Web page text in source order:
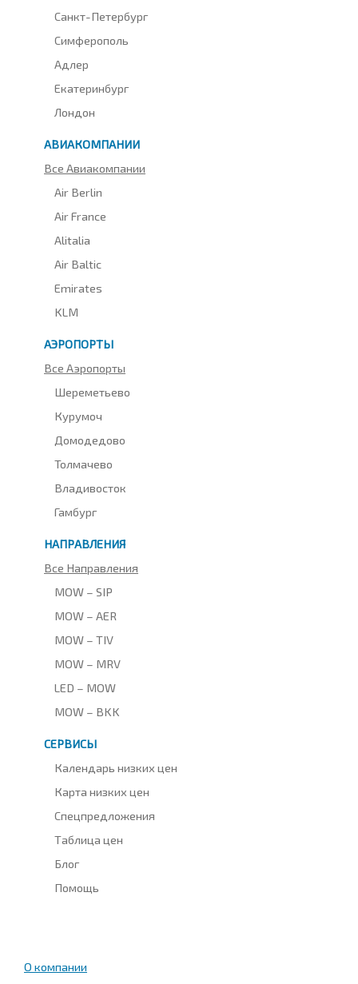
Санкт-Петербург
Симферополь
Адлер
Екатеринбург
Лондон
АВИАКОМПАНИИ
Все Авиакомпании
Air Berlin
Air France
Alitalia
Air Baltic
Emirates
KLM
АЭРОПОРТЫ
Все Аэропорты
Шереметьево
Курумоч
Домодедово
Толмачево
Владивосток
Гамбург
НАПРАВЛЕНИЯ
Все Направления
MOW – SIP
MOW – AER
MOW – TIV
MOW – MRV
LED – MOW
MOW – BKK
СЕРВИСЫ
Календарь низких цен
Карта низких цен
Спецпредложения
Таблица цен
Блог
Помощь
О компании